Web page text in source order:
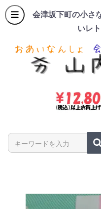
会津坂下町の小さ
いレ
商品名やキーワードを入力